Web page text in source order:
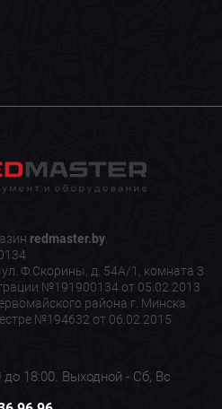
redmaster.by.
Ф.Скорины, д. 54А/1, комната 3
№191900134 от 05.02.2013
района г. Минска.
№194632 от 06.02.2015
18:00. Выходной - Сб, Вс